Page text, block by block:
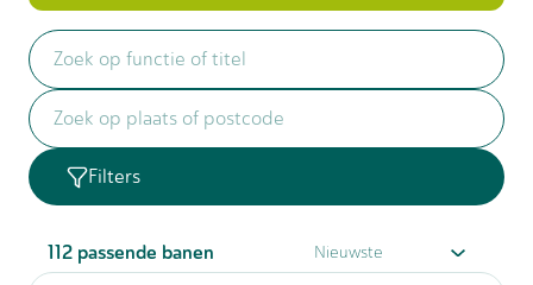
Filters
112 passende banen